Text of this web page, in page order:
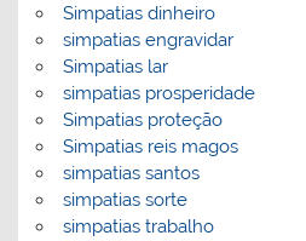
Simpatias dinheiro
simpatias engravidar
Simpatias lar
simpatias prosperidade
Simpatias proteção
Simpatias reis magos
simpatias santos
simpatias sorte
simpatias trabalho